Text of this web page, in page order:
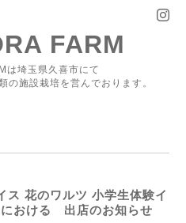
FARM
は埼玉県久喜市にて
の施設栽培を営んでおります。
ス 花のワルツ 小学生体験イ
おける 出店のお知らせ